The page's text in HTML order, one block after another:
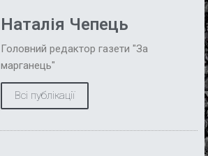
Наталія Чепець
Головний редактор газети "За
марганець"
Всі публікації